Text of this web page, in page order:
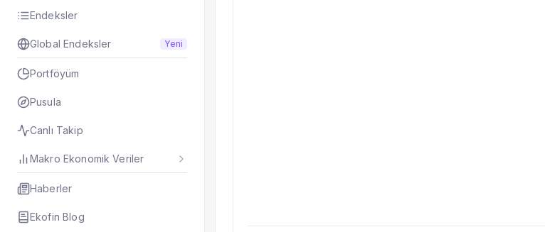
Endeksler
Global Endeksler Yeni
Portföyüm
Pusula
Canlı Takip
Makro Ekonomik Veriler
Haberler
Ekofin Blog